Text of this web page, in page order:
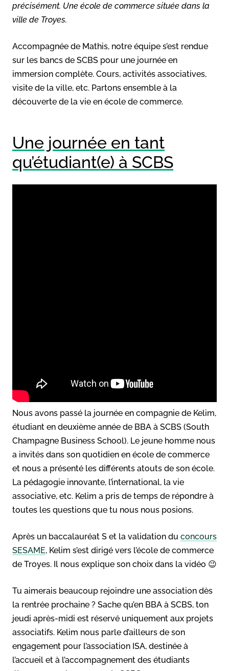
précisément. Une école de commerce située dans la
ville de Troyes.
Accompagnée de Mathis, notre équipe s’est rendue
sur les bancs de SCBS pour une journée en
immersion complète. Cours, activités associatives,
visite de la ville, etc. Partons ensemble à la
découverte de la vie en école de commerce.
Une journée en tant
qu’étudiant(e) à SCBS
Nous avons passé la journée en compagnie de Kelim,
étudiant en deuxième année de BBA à SCBS (South
Champagne Business School). Le jeune homme nous
a invités dans son quotidien en école de commerce
et nous a présenté les différents atouts de son école.
La pédagogie innovante, l’international, la vie
associative, etc. Kelim a pris de temps de répondre à
toutes les questions que tu nous nous posions.
Après un baccalauréat S et la validation du concours
SESAME, Kelim s’est dirigé vers l’école de commerce
de Troyes. Il nous explique son choix dans la vidéo 😉
Tu aimerais beaucoup rejoindre une association dès
la rentrée prochaine ? Sache qu’en BBA à SCBS, ton
jeudi après-midi est réservé uniquement aux projets
associatifs. Kelim nous parle d’ailleurs de son
engagement pour l’association ISA, destinée à
l’accueil et à l’accompagnement des étudiants